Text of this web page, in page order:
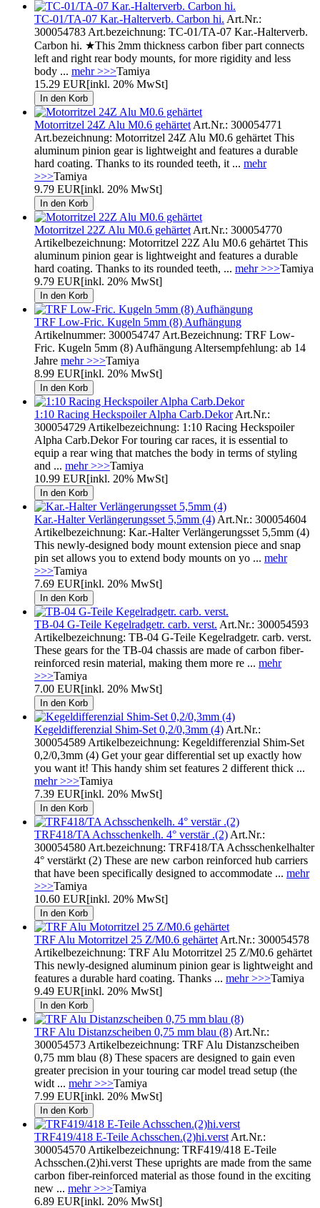
TC-01/TA-07 Kar.-Halterverb. Carbon hi. Art.Nr.:
300054783 Art.bezeichnung: TC-01/TA-07 Kar.-Halterverb.
Carbon hi. ★This 2mm thickness carbon fiber part connects
left and right rear body mounts, for more rigidity and less
body ... mehr >>>Tamiya
15.29 EUR[inkl. 20% MwSt]
Motorritzel 24Z Alu M0.6 gehärtet Art.Nr.: 300054771
Art.bezeichnung: Motorritzel 24Z Alu M0.6 gehärtet This
aluminum pinion gear is lightweight and features a durable
hard coating. Thanks to its rounded teeth, it ... mehr
>>>Tamiya
9.79 EUR[inkl. 20% MwSt]
Motorritzel 22Z Alu M0.6 gehärtet Art.Nr.: 300054770
Artikelbezeichnung: Motorritzel 22Z Alu M0.6 gehärtet This
aluminum pinion gear is lightweight and features a durable
hard coating. Thanks to its rounded teeth, ... mehr >>>Tamiya
9.79 EUR[inkl. 20% MwSt]
TRF Low-Fric. Kugeln 5mm (8) Aufhängung
Artikelnummer: 300054747 Art.Bezeichnung: TRF Low-
Fric. Kugeln 5mm (8) Aufhängung Altersempfehlung: ab 14
Jahre mehr >>>Tamiya
8.99 EUR[inkl. 20% MwSt]
1:10 Racing Heckspoiler Alpha Carb.DekorArt.Nr.:
300054729 Artikelbezeichnung: 1:10 Racing Heckspoiler
Alpha Carb.Dekor For touring car races, it is essential to
equip a rear wing that matches the body in terms of styling
and ... mehr >>>Tamiya
10.99 EUR[inkl. 20% MwSt]
Kar.-Halter Verlängerungsset 5,5mm (4) Art.Nr.: 300054604
Artikelbezeichnung: Kar.-Halter Verlängerungsset 5,5mm (4)
This newly-designed body mount extension piece and snap
pin set allows you to extend body mounts on yo ... mehr
>>>Tamiya
7.69 EUR[inkl. 20% MwSt]
TB-04 G-Teile Kegelradgetr. carb. verst. Art.Nr.: 300054593
Artikelbezeichnung: TB-04 G-Teile Kegelradgetr. carb. verst.
These gears for the TB-04 chassis are made of carbon fiber-
reinforced resin material, making them more re ... mehr
>>>Tamiya
7.00 EUR[inkl. 20% MwSt]
Kegeldifferenzial Shim-Set 0,2/0,3mm (4) Art.Nr.:
300054589 Artikelbezeichnung: Kegeldifferenzial Shim-Set
0,2/0,3mm (4) Get your gear differential set up exactly how
you want it! This handy shim set features 2 different thick ...
mehr >>>Tamiya
7.39 EUR[inkl. 20% MwSt]
TRF418/TA Achsschenkelh. 4° verstär .(2) Art.Nr.:
300054580 Art.bezeichnung: TRF418/TA Achsschenkelhalter
4° verstärkt (2) These are new carbon reinforced hub carriers
that have been specifically designed to accommodate ... mehr
>>>Tamiya
10.60 EUR[inkl. 20% MwSt]
TRF Alu Motorritzel 25 Z/M0.6 gehärtet Art.Nr.: 300054578
Artikelbezeichnung: TRF Alu Motorritzel 25 Z/M0.6 gehärtet
This newly-designed aluminum pinion gear is lightweight and
features a durable hard coating. Thanks ... mehr >>>Tamiya
9.49 EUR[inkl. 20% MwSt]
TRF Alu Distanzscheiben 0,75 mm blau (8) Art.Nr.:
300054573 Artikelbezeichnung: TRF Alu Distanzscheiben
0,75 mm blau (8) These spacers are designed to gain even
greater precision in your touring car model tread setup (the
widt ... mehr >>>Tamiya
7.99 EUR[inkl. 20% MwSt]
TRF419/418 E-Teile Achsschen.(2)hi.verst Art.Nr.:
300054570 Artikelbezeichnung: TRF419/418 E-Teile
Achsschen.(2)hi.verst These uprights are made from the same
carbon fiber-reinforced material as those found in the exciting
new ... mehr >>>Tamiya
6.89 EUR[inkl. 20% MwSt]